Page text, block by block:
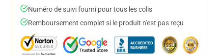
Numéro de suivi fourni pour tous les colis
Remboursement complet si le produit n'est pas reçu